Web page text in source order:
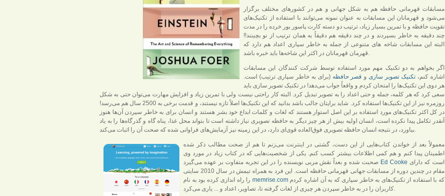
مسابقات قهرمانی حافظه هم به شکل جهانی و هم در کشورهای مختلف برگزار
می‌شود و قهرمانان این مسابقات به عنوان نمونه می‌توانند با استفاده از تکنیک‌های
تقویت حافظه و با تمرین بسیار زیاد، ترتیب دو دسته کارت پاسور بور خرده را در مدت
چند دقیقه به خاطر بسپردند و در چند دقیقه هم دقیقاً به همان ترتیب از نو بچینند!!
البته این مسابقات شاخه های متنوعی از جمله به خاطر سپاری اعداد هم دارد که
اگر بخواهم به دو تکنیک مهم مورد استفاده توسط شرکت کنندگان این مسابقات
اشاره کنم، تکنیک تصویر سازی و قصر حافظه (برای به خاطر سپاری ترتیب) است.
هر دوی این تکنیک‌ها را امتحان کردم و واقعاً جواب می‌دهد! در تکنیک تصویر سازی باید
سعی کرد که هر کلمه، جمله و حتی اعداد را به تصویر تبدیل کرد. البته کار راحتی نیست ولی با تمرین زیاد و افزایش مهارت می‌توان حتی به شکل
روزمره نیز از این تکنیک‌ها استفاده کرد. شاید برایتان جالب باشد بدانید که این تکنیک‌ها اصلاً تازه نیستند، و قدمت برخی به 2500 سال هم می‌رسد!
در کل اکثر تکنیک‌های مورد استفاده بر این اصل استوار هستند که لغات و کلمات ابداع خود بشر هستند و انسان برای به خاطر سپردن آن‌ها هنوز
آنقدر تکامل پیدا نکرده است، انسان اولیه بیش از هر چیز دیگر به حافظه تصویری نیاز داشته است تا بتواند محل غذا، پناه گاه و گذرگاه‌ها را به یاد
معمولاً بعد از خواندن کتاب‌هایی از این دست، گشتی در اینترنت می‌زنم تا هم از صحت مطالب ذکر شده
اطمینان پیدا کنم و هم کمی اطلاعات بیشتر کسب کنم. یکی از شخصیت‌هایی که در کتاب زیاد در مورد وی
Ed Cooke
مقام در چندین دوره از مسابقات جهانی قهرمانی حافظه است. این فرد به همراه تیمش در سال 2010 سایتی
memrise.comکه با استفاده از تکنیک‌های به خاطر سپاری که به آن اشاره کردم